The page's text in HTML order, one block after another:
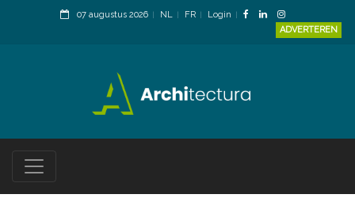
07 augustus 2026 NL FR
Login
ADVERTEREN